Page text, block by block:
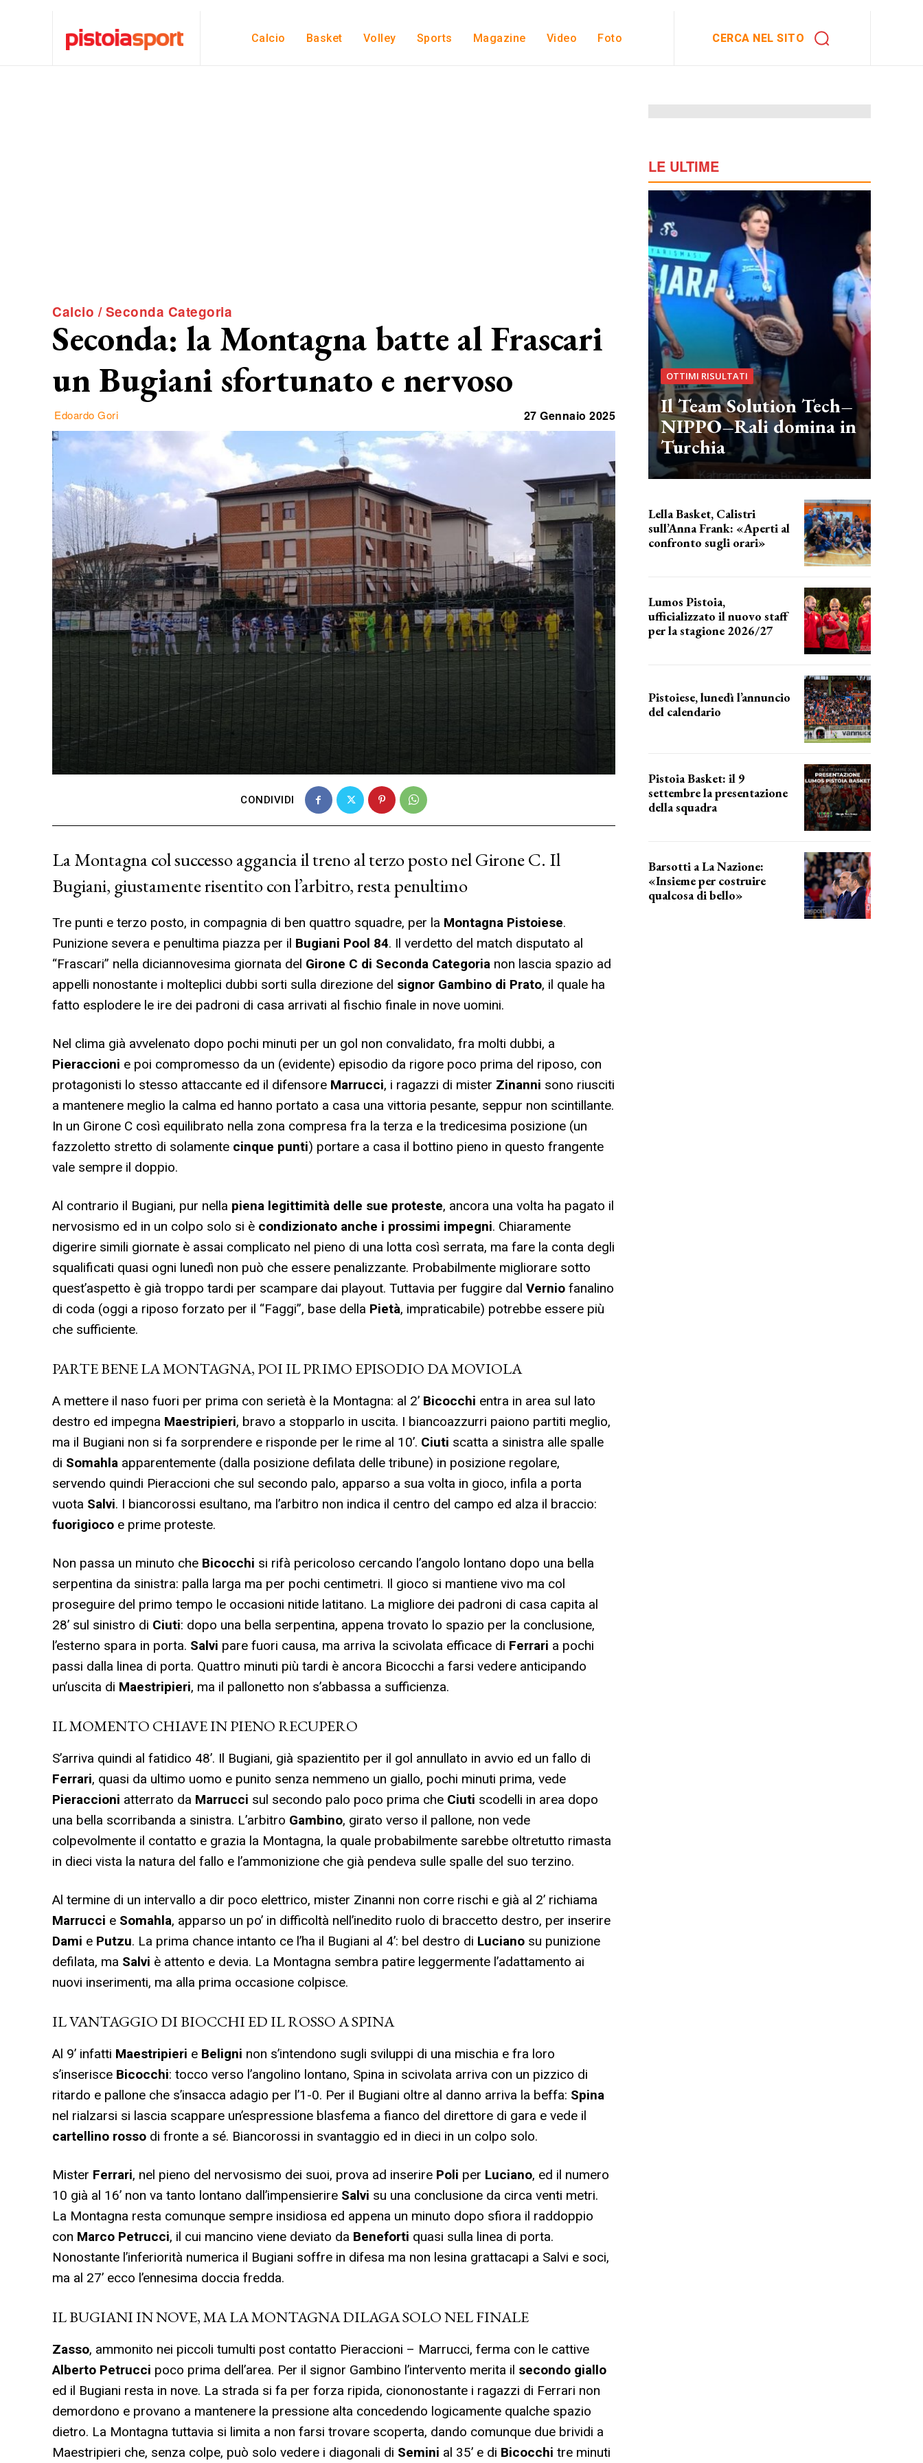
Calcio Basket Volley Sports Magazine Video Foto CERCA NEL SITO
Calcio / Seconda Categoria
Seconda: la Montagna batte al Frascari
un Bugiani sfortunato e nervoso
Edoardo Gori 27 Gennaio 2025
CONDIVIDI
La Montagna col successo aggancia il treno al terzo posto nel Girone C. Il
Bugiani, giustamente risentito con l’arbitro, resta penultimo
Tre punti e terzo posto, in compagnia di ben quattro squadre, per la Montagna Pistoiese.
Punizione severa e penultima piazza per il Bugiani Pool 84. Il verdetto del match disputato al
“Frascari” nella diciannovesima giornata del Girone C di Seconda Categoria non lascia spazio ad
appelli nonostante i molteplici dubbi sorti sulla direzione del signor Gambino di Prato, il quale ha
fatto esplodere le ire dei padroni di casa arrivati al fischio finale in nove uomini.
Nel clima già avvelenato dopo pochi minuti per un gol non convalidato, fra molti dubbi, a
Pieraccioni e poi compromesso da un (evidente) episodio da rigore poco prima del riposo, con
protagonisti lo stesso attaccante ed il difensore Marrucci, i ragazzi di mister Zinanni sono riusciti
a mantenere meglio la calma ed hanno portato a casa una vittoria pesante, seppur non scintillante.
In un Girone C così equilibrato nella zona compresa fra la terza e la tredicesima posizione (un
fazzoletto stretto di solamente cinque punti) portare a casa il bottino pieno in questo frangente
vale sempre il doppio.
Al contrario il Bugiani, pur nella piena legittimità delle sue proteste, ancora una volta ha pagato il
nervosismo ed in un colpo solo si è condizionato anche i prossimi impegni. Chiaramente
digerire simili giornate è assai complicato nel pieno di una lotta così serrata, ma fare la conta degli
squalificati quasi ogni lunedì non può che essere penalizzante. Probabilmente migliorare sotto
quest’aspetto è già troppo tardi per scampare dai playout. Tuttavia per fuggire dal Vernio fanalino
di coda (oggi a riposo forzato per il “Faggi”, base della Pietà, impraticabile) potrebbe essere più
che sufficiente.
PARTE BENE LA MONTAGNA, POI IL PRIMO EPISODIO DA MOVIOLA
A mettere il naso fuori per prima con serietà è la Montagna: al 2’ Bicocchi entra in area sul lato
destro ed impegna Maestripieri, bravo a stopparlo in uscita. I biancoazzurri paiono partiti meglio,
ma il Bugiani non si fa sorprendere e risponde per le rime al 10’. Ciuti scatta a sinistra alle spalle
di Somahla apparentemente (dalla posizione defilata delle tribune) in posizione regolare,
servendo quindi Pieraccioni che sul secondo palo, apparso a sua volta in gioco, infila a porta
vuota Salvi. I biancorossi esultano, ma l’arbitro non indica il centro del campo ed alza il braccio:
fuorigioco e prime proteste.
Non passa un minuto che Bicocchi si rifà pericoloso cercando l’angolo lontano dopo una bella
serpentina da sinistra: palla larga ma per pochi centimetri. Il gioco si mantiene vivo ma col
proseguire del primo tempo le occasioni nitide latitano. La migliore dei padroni di casa capita al
28’ sul sinistro di Ciuti: dopo una bella serpentina, appena trovato lo spazio per la conclusione,
l’esterno spara in porta. Salvi pare fuori causa, ma arriva la scivolata efficace di Ferrari a pochi
passi dalla linea di porta. Quattro minuti più tardi è ancora Bicocchi a farsi vedere anticipando
un’uscita di Maestripieri, ma il pallonetto non s’abbassa a sufficienza.
IL MOMENTO CHIAVE IN PIENO RECUPERO
S’arriva quindi al fatidico 48’. Il Bugiani, già spazientito per il gol annullato in avvio ed un fallo di
Ferrari, quasi da ultimo uomo e punito senza nemmeno un giallo, pochi minuti prima, vede
Pieraccioni atterrato da Marrucci sul secondo palo poco prima che Ciuti scodelli in area dopo
una bella scorribanda a sinistra. L’arbitro Gambino, girato verso il pallone, non vede
colpevolmente il contatto e grazia la Montagna, la quale probabilmente sarebbe oltretutto rimasta
in dieci vista la natura del fallo e l’ammonizione che già pendeva sulle spalle del suo terzino.
Al termine di un intervallo a dir poco elettrico, mister Zinanni non corre rischi e già al 2’ richiama
Marrucci e Somahla, apparso un po’ in difficoltà nell’inedito ruolo di braccetto destro, per inserire
Dami e Putzu. La prima chance intanto ce l’ha il Bugiani al 4’: bel destro di Luciano su punizione
defilata, ma Salvi è attento e devia. La Montagna sembra patire leggermente l’adattamento ai
nuovi inserimenti, ma alla prima occasione colpisce.
IL VANTAGGIO DI BIOCCHI ED IL ROSSO A SPINA
Al 9’ infatti Maestripieri e Beligni non s’intendono sugli sviluppi di una mischia e fra loro
s’inserisce Bicocchi: tocco verso l’angolino lontano, Spina in scivolata arriva con un pizzico di
ritardo e pallone che s’insacca adagio per l’1-0. Per il Bugiani oltre al danno arriva la beffa: Spina
nel rialzarsi si lascia scappare un’espressione blasfema a fianco del direttore di gara e vede il
cartellino rosso di fronte a sé. Biancorossi in svantaggio ed in dieci in un colpo solo.
Mister Ferrari, nel pieno del nervosismo dei suoi, prova ad inserire Poli per Luciano, ed il numero
10 già al 16’ non va tanto lontano dall’impensierire Salvi su una conclusione da circa venti metri.
La Montagna resta comunque sempre insidiosa ed appena un minuto dopo sfiora il raddoppio
con Marco Petrucci, il cui mancino viene deviato da Beneforti quasi sulla linea di porta.
Nonostante l’inferiorità numerica il Bugiani soffre in difesa ma non lesina grattacapi a Salvi e soci,
ma al 27’ ecco l’ennesima doccia fredda.
IL BUGIANI IN NOVE, MA LA MONTAGNA DILAGA SOLO NEL FINALE
Zasso, ammonito nei piccoli tumulti post contatto Pieraccioni – Marrucci, ferma con le cattive
Alberto Petrucci poco prima dell’area. Per il signor Gambino l’intervento merita il secondo giallo
ed il Bugiani resta in nove. La strada si fa per forza ripida, ciononostante i ragazzi di Ferrari non
demordono e provano a mantenere la pressione alta concedendo logicamente qualche spazio
dietro. La Montagna tuttavia si limita a non farsi trovare scoperta, dando comunque due brividi a
Maestripieri che, senza colpe, può solo vedere i diagonali di Semini al 35’ e di Bicocchi tre minuti
LE ULTIME
OTTIMI RISULTATI
Il Team Solution Tech–
NIPPO–Rali domina in
Turchia
Lella Basket, Calistri
sull’Anna Frank: «Aperti al
confronto sugli orari»
Lumos Pistoia,
ufficializzato il nuovo staff
per la stagione 2026/27
Pistoiese, lunedì l’annuncio
del calendario
Pistoia Basket: il 9
settembre la presentazione
della squadra
Barsotti a La Nazione:
«Insieme per costruire
qualcosa di bello»